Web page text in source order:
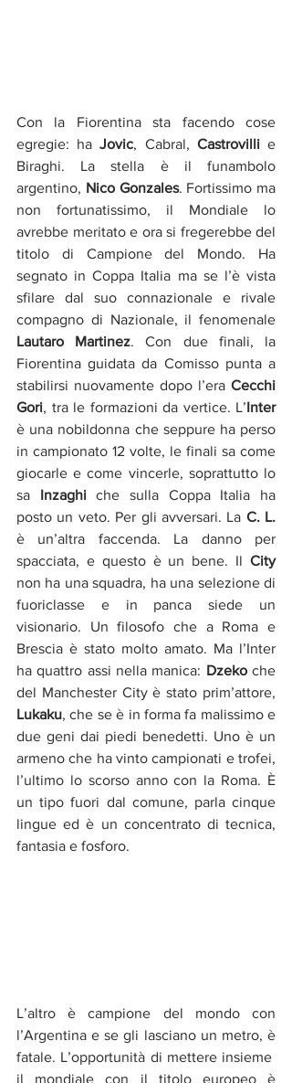
Con la Fiorentina sta facendo cose
egregie: ha Jovic, Cabral, Castrovilli e
Biraghi. La stella è il funambolo
argentino, Nico Gonzales. Fortissimo ma
non fortunatissimo, il Mondiale lo
avrebbe meritato e ora si fregerebbe del
titolo di Campione del Mondo. Ha
segnato in Coppa Italia ma se l’è vista
sfilare dal suo connazionale e rivale
Lautaro Martinez. Con due finali, la
Fiorentina guidata da Comisso punta a
stabilirsi nuovamente dopo l’era Cecchi
Gori, tra le formazioni da vertice. L’Inter
è una nobildonna che seppure ha perso
in campionato 12 volte, le finali sa come
giocarle e come vincerle, soprattutto lo
sa Inzaghi che sulla Coppa Italia ha
posto un veto. Per gli avversari. La C. L.
è un’altra faccenda. La danno per
spacciata, e questo è un bene. Il City
non ha una squadra, ha una selezione di
fuoriclasse e in panca siede un
visionario. Un filosofo che a Roma e
Brescia è stato molto amato. Ma l’Inter
ha quattro assi nella manica: Dzeko che
Lukaku, che se è in forma fa malissimo e
due geni dai piedi benedetti. Uno è un
armeno che ha vinto campionati e trofei,
l’ultimo lo scorso anno con la Roma. È
un tipo fuori dal comune, parla cinque
lingue ed è un concentrato di tecnica,
fantasia e fosforo.
L’altro è campione del mondo con
l’Argentina e se gli lasciano un metro, è
fatale. L’opportunità di mettere insieme
il mondiale con il titolo europeo è